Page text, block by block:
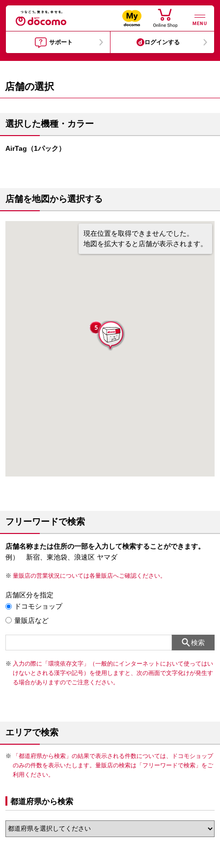
MENU
サポート ログインする
店舗の選択
選択した機種・カラー
AirTag（1パック）
店舗を地図から選択する
現在位置を取得できませんでした。
地図を拡大すると店舗が表示されます。
フリーワードで検索
店舗名称または住所の一部を入力して検索することができます。
例） 新宿、東池袋、浪速区 ヤマダ
量販店の営業状況については各量販店へご確認ください。
店舗区分を指定
ドコモショップ
量販店など
検索
入力の際に「環境依存文字」（一般的にインターネットにおいて使ってはい
けないとされる漢字や記号）を使用しますと、次の画面で文字化けが発生す
る場合がありますのでご注意ください。
エリアで検索
「都道府県から検索」の結果で表示される件数については、ドコモショップ
のみの件数を表示いたします。量販店の検索は「フリーワードで検索」をご
利用ください。
都道府県から検索